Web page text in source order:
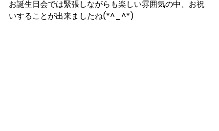
お誕生日会では緊張しながらも楽しい雰囲気の中、お祝
いすることが出来ましたね(*^_^*)